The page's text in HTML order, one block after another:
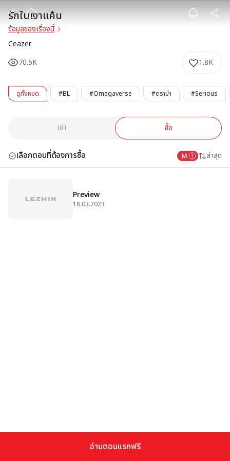
รักในเงาแค้น
รักในเงาแค้น
ข้อมูลของเรื่องนี้
Ceazer
70.5K
1.8K
ดูทั้งหมด #BL #Omegaverse #ดราม่า #Serious
เช่า ซื้อ
เลือกตอนที่ต้องการซื้อ ล่าสุด
Preview
18.03.2023
อ่านตอนแรกฟรี